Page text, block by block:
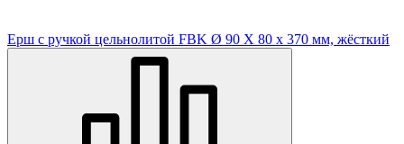
Ерш с ручкой цельнолитой FBK Ø 90 X 80 х 370 мм, жёсткий